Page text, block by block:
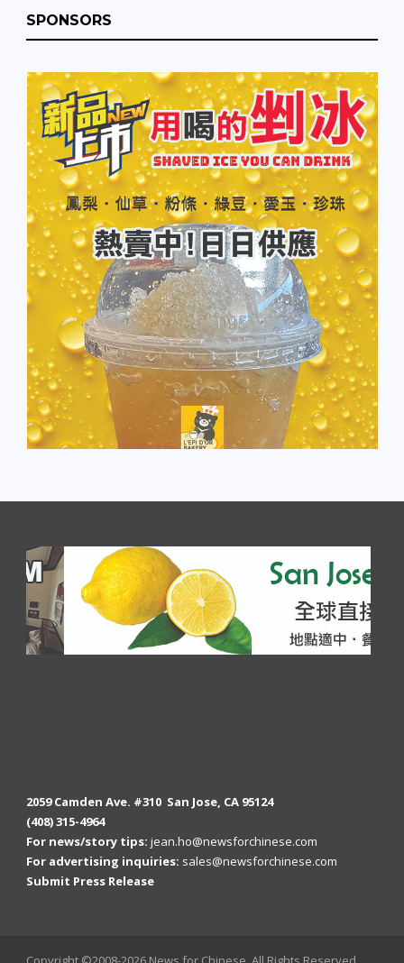
SPONSORS
2059 Camden Ave. #310 San Jose, CA 95124
(408) 315-4964
For news/story tips: jean.ho@newsforchinese.com
For advertising inquiries: sales@newsforchinese.com
Submit Press Release